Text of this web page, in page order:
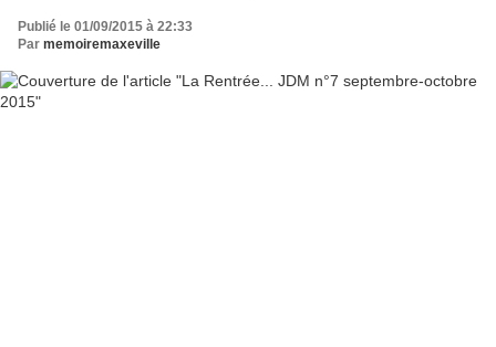
Publié le 01/09/2015 à 22:33
Par memoiremaxeville